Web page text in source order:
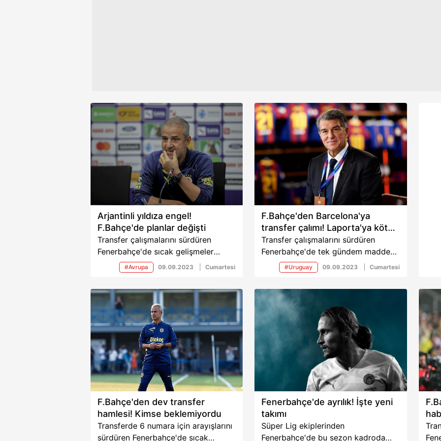
Arjantinli yıldıza engel!
F.Bahçe'de planlar değişti
Transfer çalışmalarını sürdüren
Fenerbahçe'de sıcak gelişmeler
yaşanmaya devam ediyor. 6 numara
arayışlarını sürdüren sarı lacivertliler
listedeki isimlerle görüşmelerini
sürdürüyor. Ancak Kanarya'ya
Arjantinli yıldızdan kötü haber geldi.
İşte detaylar...
#Avrupa 09.09.2023 Cumartesi
F.Bahçe'den Barcelona'ya
transfer çalımı! Laporta'ya kötü
haber
Transfer çalışmalarını sürdüren
Fenerbahçe'de tek gündem maddesi
6 numara transferi. Kanarya'da bu
doğrultuda arayışlar sürerken
Barcelona'nın transferdeki gözdesi
gündeme geldi. Sarı lacivertliler
geleceğin yıldızı olarak gösterilen
orta saha için girişimlere başladı. İşte
o isim ve detaylar...
#Uruguay 09.09.2023 Cumartesi
F.Bahçe'den dev transfer
hamlesi! Kimse beklemiyordu
Transferde 6 numara için arayışlarını
sürdüren Fenerbahçe'de sıcak
Fenerbahçe'de ayrılık! İşte yeni
takımı
Süper Lig ekiplerinden
Fenerbahçe'de bu sezon kadroda